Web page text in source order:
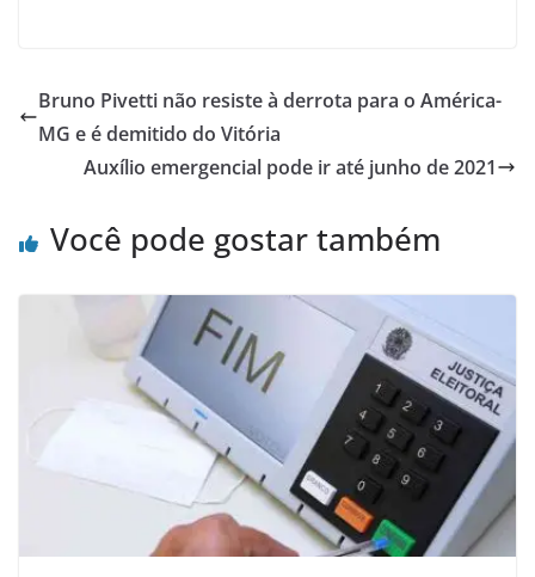
Bruno Pivetti não resiste à derrota para o América-
MG e é demitido do Vitória
Auxílio emergencial pode ir até junho de 2021
Você pode gostar também